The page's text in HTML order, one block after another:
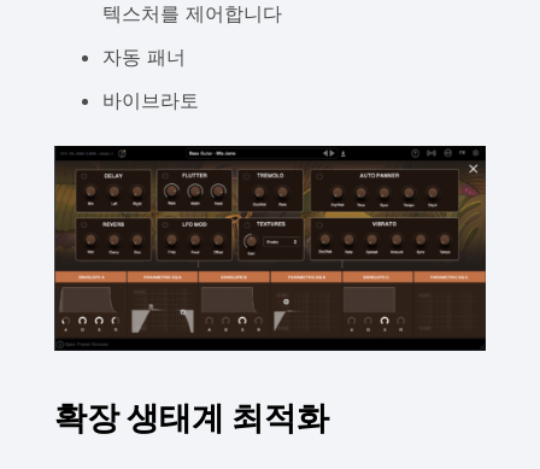
텍스처를 제어합니다
자동 패너
바이브라토
확장 생태계 최적화